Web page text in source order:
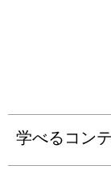
学べるコン